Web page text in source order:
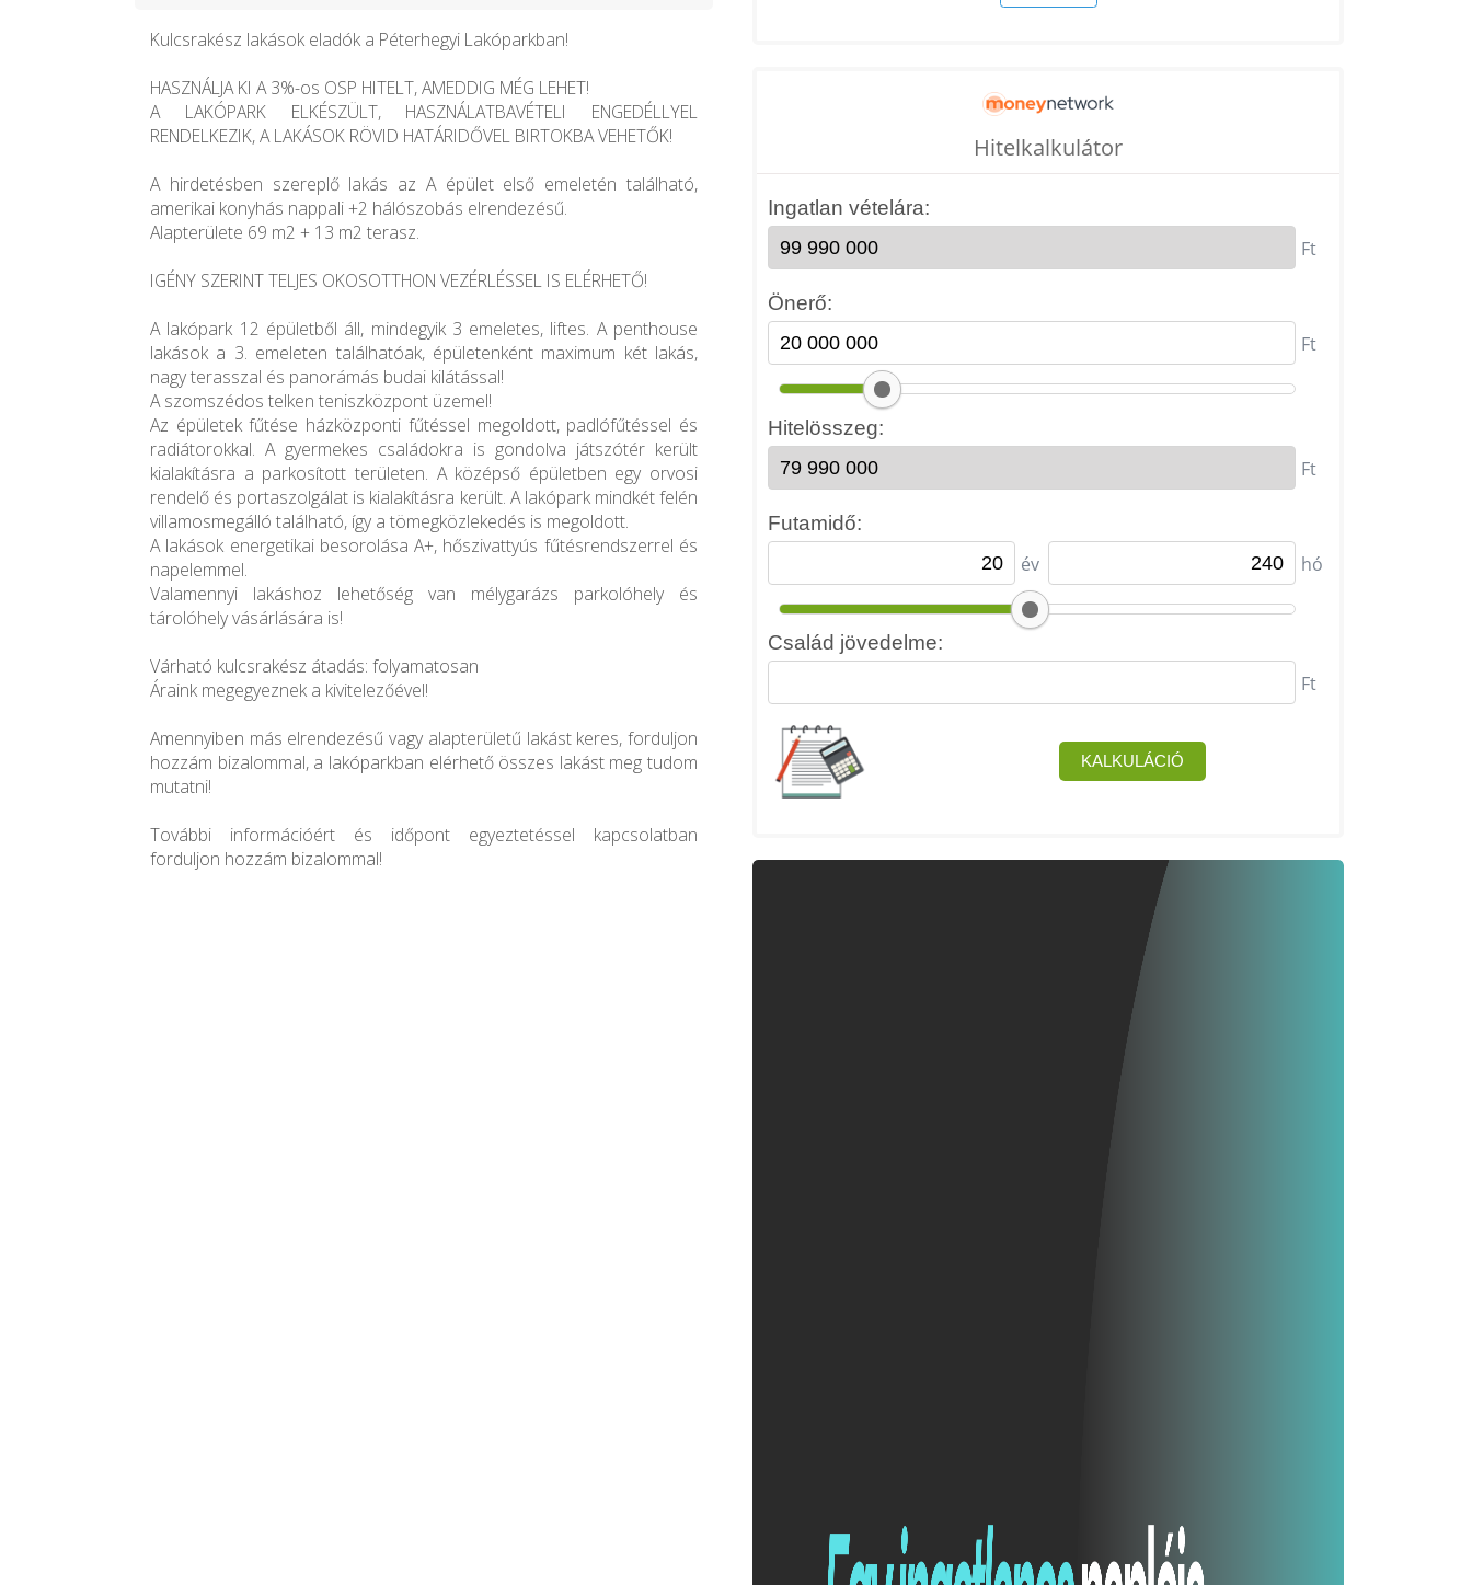
Kulcsrakész lakások eladók a Péterhegyi Lakóparkban!
HASZNÁLJA KI A 3%-os OSP HITELT, AMEDDIG MÉG LEHET!
A LAKÓPARK ELKÉSZÜLT, HASZNÁLATBAVÉTELI ENGEDÉLLYEL
RENDELKEZIK, A LAKÁSOK RÖVID HATÁRIDŐVEL BIRTOKBA VEHETŐK!
A hirdetésben szereplő lakás az A épület első emeletén található,
amerikai konyhás nappali +2 hálószobás elrendezésű.
Alapterülete 69 m2 + 13 m2 terasz.
IGÉNY SZERINT TELJES OKOSOTTHON VEZÉRLÉSSEL IS ELÉRHETŐ!
A lakópark 12 épületből áll, mindegyik 3 emeletes, liftes. A penthouse
lakások a 3. emeleten találhatóak, épületenként maximum két lakás,
nagy terasszal és panorámás budai kilátással!
A szomszédos telken teniszközpont üzemel!
Az épületek fűtése házközponti fűtéssel megoldott, padlófűtéssel és
radiátorokkal. A gyermekes családokra is gondolva játszótér került
kialakításra a parkosított területen. A középső épületben egy orvosi
rendelő és portaszolgálat is kialakításra került. A lakópark mindkét felén
villamosmegálló található, így a tömegközlekedés is megoldott.
A lakások energetikai besorolása A+, hőszivattyús fűtésrendszerrel és
napelemmel.
Valamennyi lakáshoz lehetőség van mélygarázs parkolóhely és
tárolóhely vásárlására is!
Várható kulcsrakész átadás: folyamatosan
Áraink megegyeznek a kivitelezőével!
Amennyiben más elrendezésű vagy alapterületű lakást keres, forduljon
hozzám bizalommal, a lakóparkban elérhető összes lakást meg tudom
mutatni!
További információért és időpont egyeztetéssel kapcsolatban
forduljon hozzám bizalommal!